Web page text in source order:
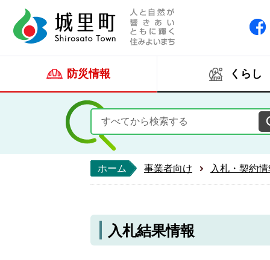
防災情報 くらし
ホーム 事業者向け 入札・契約
入札結果情報